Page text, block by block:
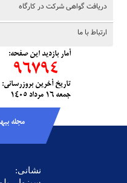
دریافت گواهی شرکت در کارگاه
ارتباط با ما
آمار بازديد این صفحه:
96794
تاریخ آخرین بروزرسانی:
جمعه ١٦ مرداد ١٤٠٥
مجله
نشانی: